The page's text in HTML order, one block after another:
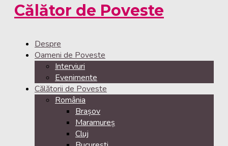
Călător de Poveste
Despre
Oameni de Poveste
Interviuri
Evenimente
Călătorii de Poveste
România
Brașov
Maramureș
Cluj